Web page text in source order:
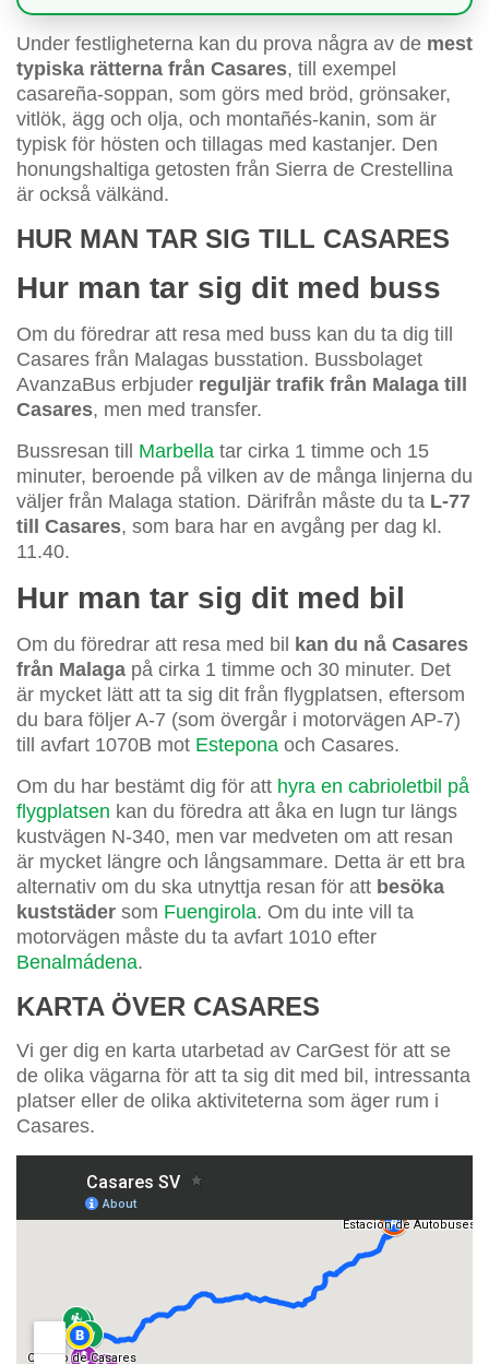
Under festligheterna kan du prova några av de mest
typiska rätterna från Casares, till exempel
casareña-soppan, som görs med bröd, grönsaker,
vitlök, ägg och olja, och montañés-kanin, som är
typisk för hösten och tillagas med kastanjer. Den
honungshaltiga getosten från Sierra de Crestellina
är också välkänd.
HUR MAN TAR SIG TILL CASARES
Hur man tar sig dit med buss
Om du föredrar att resa med buss kan du ta dig till
Casares från Malagas busstation. Bussbolaget
AvanzaBus erbjuder reguljär trafik från Malaga till
Casares, men med transfer.
Bussresan till Marbella tar cirka 1 timme och 15
minuter, beroende på vilken av de många linjerna du
väljer från Malaga station. Därifrån måste du ta L-77
till Casares, som bara har en avgång per dag kl.
11.40.
Hur man tar sig dit med bil
Om du föredrar att resa med bil kan du nå Casares
från Malaga på cirka 1 timme och 30 minuter. Det
är mycket lätt att ta sig dit från flygplatsen, eftersom
du bara följer A-7 (som övergår i motorvägen AP-7)
till avfart 1070B mot Estepona och Casares.
Om du har bestämt dig för att hyra en cabrioletbil på
flygplatsen kan du föredra att åka en lugn tur längs
kustvägen N-340, men var medveten om att resan
är mycket längre och långsammare. Detta är ett bra
alternativ om du ska utnyttja resan för att besöka
kuststäder som Fuengirola. Om du inte vill ta
motorvägen måste du ta avfart 1010 efter
Benalmádena.
KARTA ÖVER CASARES
Vi ger dig en karta utarbetad av CarGest för att se
de olika vägarna för att ta sig dit med bil, intressanta
platser eller de olika aktiviteterna som äger rum i
Casares.